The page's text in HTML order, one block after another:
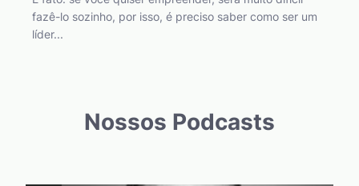
fazê-lo sozinho, por isso, é preciso saber como ser um
líder...
Nossos Podcasts